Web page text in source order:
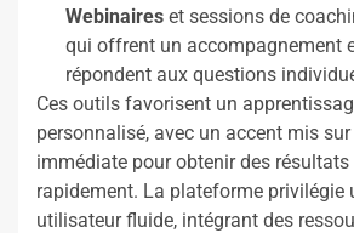
Webinaires et sessions de
qui offrent un accompagnement
répondent aux questions
Ces outils favorisent un
personnalisé, avec un accent mis sur
immédiate pour obtenir des
rapidement. La plateforme privilégie
utilisateur fluide, intégrant des